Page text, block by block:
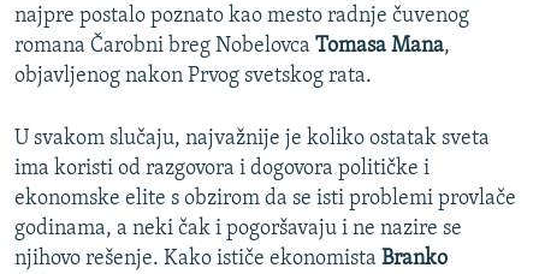
najpre postalo poznato kao mesto radnje čuvenog
romana Čarobni breg Nobelovca Tomasa Mana,
objavljenog nakon Prvog svetskog rata.
U svakom slučaju, najvažnije je koliko ostatak sveta
ima koristi od razgovora i dogovora političke i
ekonomske elite s obzirom da se isti problemi provlače
godinama, a neki čak i pogoršavaju i ne nazire se
njihovo rešenje. Kako ističe ekonomista Branko